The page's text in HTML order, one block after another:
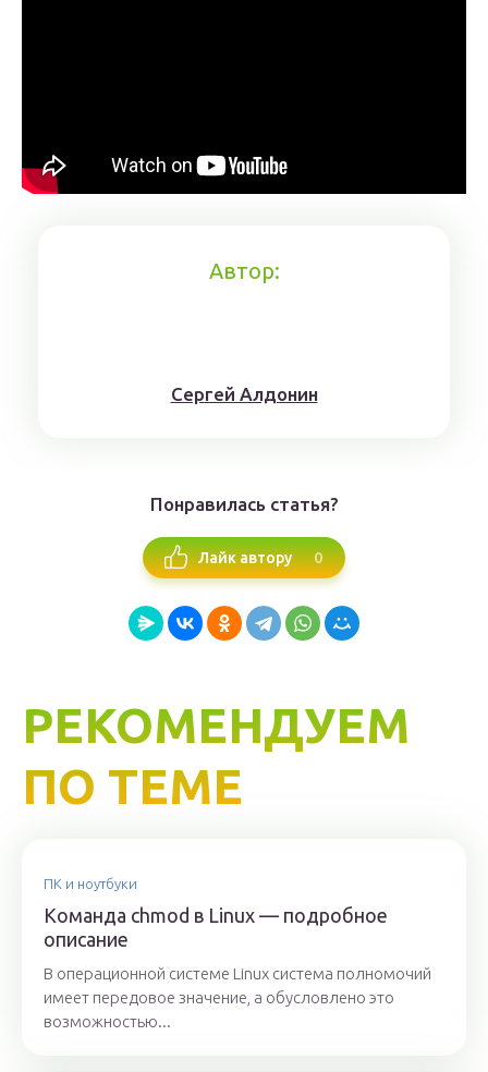
Автор:
Сергей Алдонин
Понравилась статья?
Лайк автору 0
РЕКОМЕНДУЕМ
ПО ТЕМЕ
ПК и ноутбуки
Команда chmod в Linux — подробное
описание
В операционной системе Linux система полномочий
имеет передовое значение, а обусловлено это
возможностью...